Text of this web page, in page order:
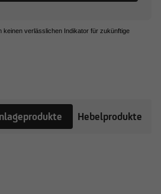
keinen verlässlichen Indikator für zukünftige
Hebelprodukte